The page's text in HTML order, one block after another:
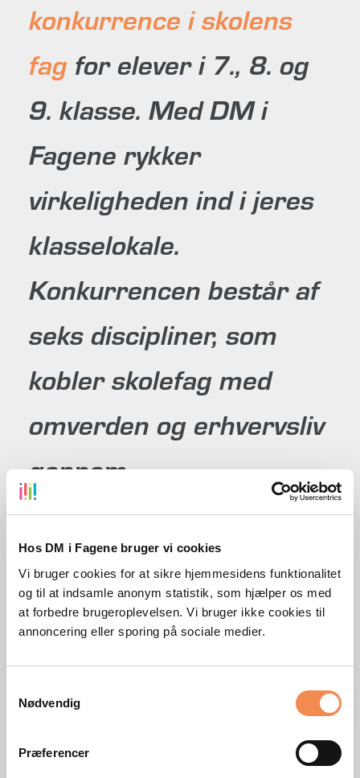
Hos DM i Fagene bruger vi cookies
Vi bruger cookies for at sikre hjemmesidens funktionalitet
og til at indsamle anonym statistik, som hjælper os med
at forbedre brugeroplevelsen. Vi bruger ikke cookies til
annoncering eller sporing på sociale medier.
Nødvendig
Præferencer
den 24. august 2026
konkurrence i skolens
fag for elever i 7., 8. og
9. klasse. Med DM i
Fagene rykker
virkeligheden ind i jeres
klasselokale.
Konkurrencen består af
seks discipliner, som
kobler skolefag med
omverden og erhvervsliv
gennem
virkelighedsnære
caseopgaver.Hvert år
stilles deltagerne nemlig
over for aktuelle
problemstillinger
formuleret af danske og